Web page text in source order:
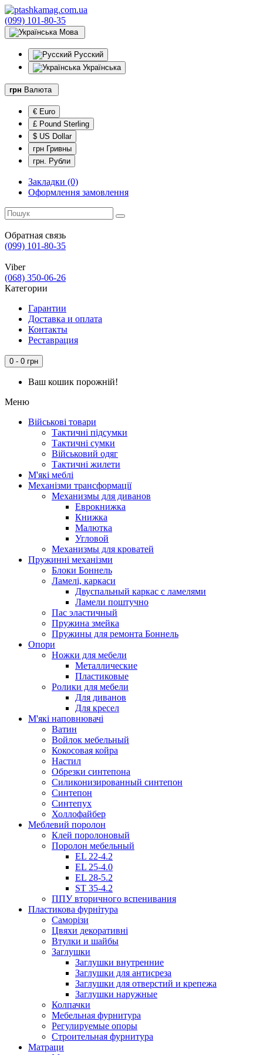
(099) 101-80-35
Мова
Русский
Українська
грн Валюта
€ Euro
£ Pound Sterling
$ US Dollar
грн Гривны
грн. Рубли
Закладки (0)
Оформлення замовлення
Обратная связь
(099) 101-80-35
Viber
(068) 350-06-26
Категории
Гарантии
Доставка и оплата
Контакты
Реставрация
0 - 0 грн
Ваш кошик порожній!
Меню
Військові товари
Тактичні підсумки
Тактичні сумки
Військовий одяг
Тактичні жилети
М'які меблі
Механізми трансформації
Механизмы для диванов
Еврокнижка
Книжка
Малютка
Угловой
Механизмы для кроватей
Пружинні механізми
Блоки Боннель
Ламелі, каркаси
Двуспальный каркас с ламелями
Ламели поштучно
Пас эластичный
Пружина змейка
Пружины для ремонта Боннель
Опори
Ножки для мебели
Металлические
Пластиковые
Ролики для мебели
Для диванов
Для кресел
М'які наповнювачі
Ватин
Войлок мебельный
Кокосовая койра
Настил
Обрезки синтепона
Силиконизированный синтепон
Синтепон
Синтепух
Холлофайбер
Меблевий поролон
Клей поролоновый
Поролон мебельный
EL 22-4.2
EL 25-4.0
EL 28-5.2
ST 35-4.2
ППУ вторичного вспенивания
Пластикова фурнітура
Саморізи
Цвяхи декоративні
Втулки и шайбы
Заглушки
Заглушки внутренние
Заглушки для антисреза
Заглушки для отверстий и крепежа
Заглушки наружные
Колпачки
Мебельная фурнитура
Регулируемые опоры
Строительная фурнитура
Матраци